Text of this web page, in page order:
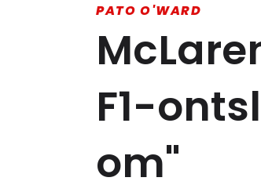
PATO O'WARD
F1-
om"